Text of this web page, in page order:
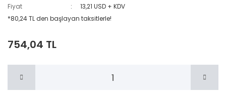
Fiyat
13,21 USD + KDV
*80,24 TL den başlayan taksitlerle!
754,04 TL